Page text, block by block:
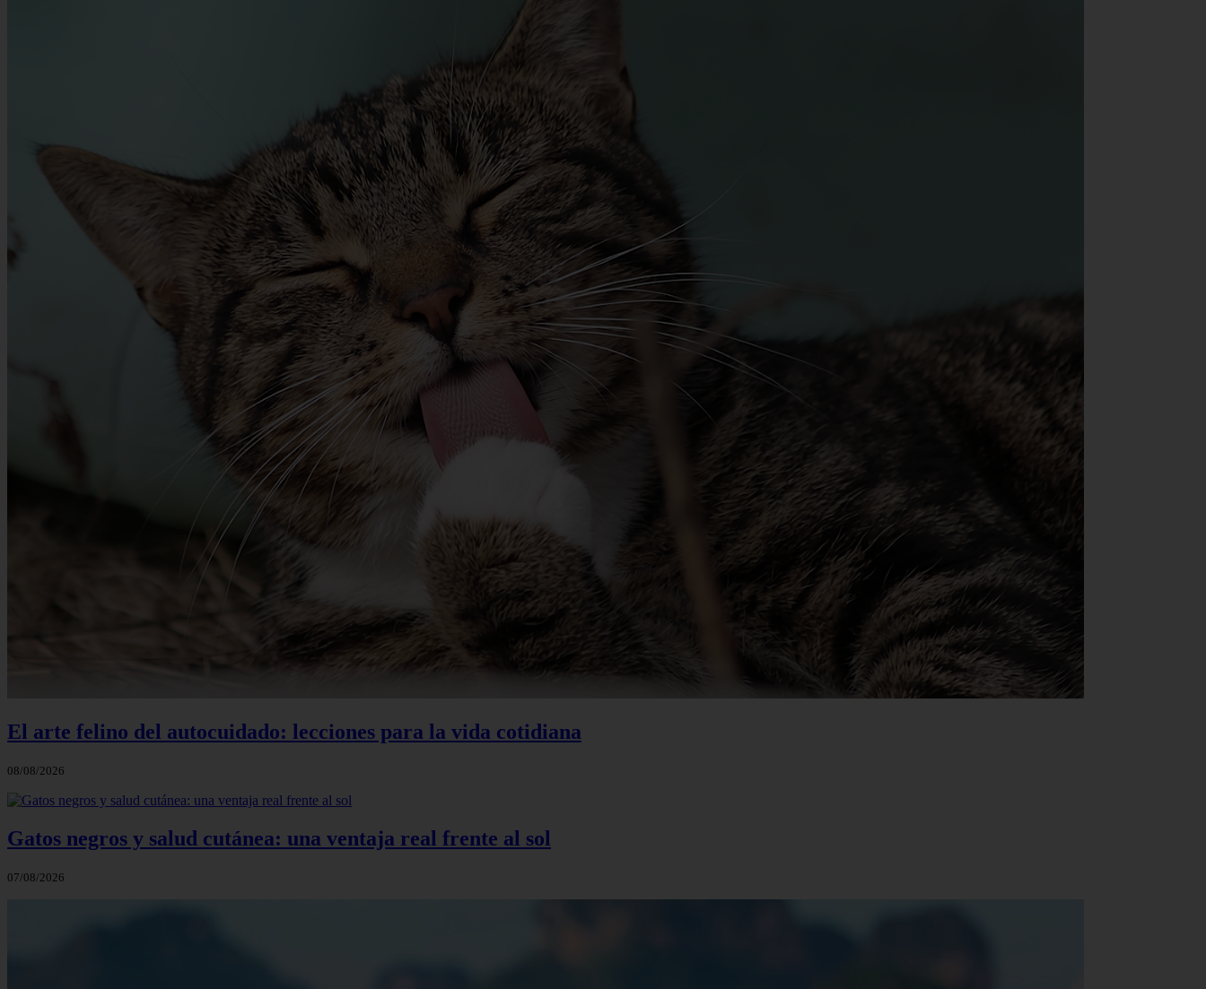
El arte felino del autocuidado: lecciones para la vida cotidiana
08/08/2026
Gatos negros y salud cutánea: una ventaja real frente al sol
07/08/2026